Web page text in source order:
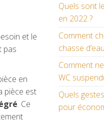
et le
pas
en
pièce est
. Ce
Quels sont
en 2022 ?
Comment
chasse
Comment
WC
Quels
pour